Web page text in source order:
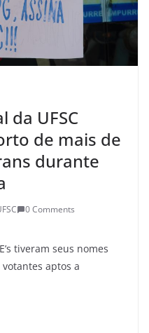
da UFSC
de mais de
durante
0 Comments
tiveram seus nomes
aptos a